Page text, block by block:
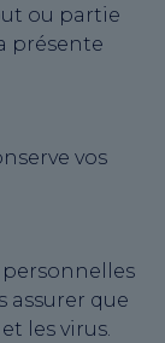
ou partie
présente
vos
personnelles
assurer que
les virus.